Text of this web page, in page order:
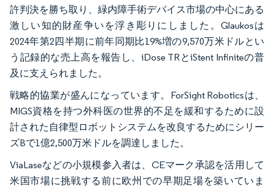
許判決を勝ち取り、緑内障手術デバイス市場の中心にある
激しい知的財産争いを浮き彫りにしました。Glaukosは
2024年第2四半期に前年同期比19%増の9,570万米ドルとい
う記録的な売上高を報告し、iDose TRとiStent Infiniteの普
及に支えられました。
戦略的協業が盛んになっています。ForSight Roboticsは、
MIGS資格を持つ外科医の世界的不足を緩和するために設
計された自律型ロボットシステムを改良するためにシリー
ズBで1億2,500万米ドルを調達しました。
ViaLaseなどの小規模参入者は、CEマーク承認を活用して
米国市場に挑戦する前に欧州での早期足場を築いていま